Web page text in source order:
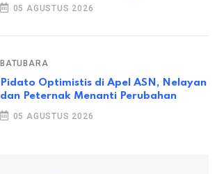
05 AGUSTUS 2026
BATUBARA
Pidato Optimistis di Apel ASN, Nelayan
dan Peternak Menanti Perubahan
05 AGUSTUS 2026